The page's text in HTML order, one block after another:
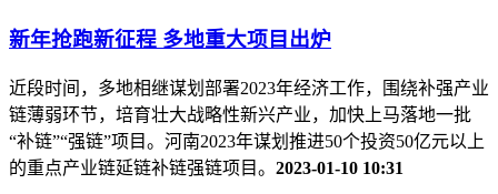
新年抢跑新征程 多地重大项目出炉
近段时间，多地相继谋划部署2023年经济工作，围绕补强产业
链薄弱环节，培育壮大战略性新兴产业，加快上马落地一批
“补链”“强链”项目。河南2023年谋划推进50个投资50亿元以上
的重点产业链延链补链强链项目。 2023-01-10 10:31